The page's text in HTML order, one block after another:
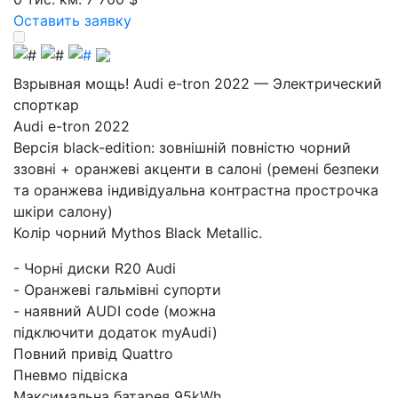
Оставить заявку
Взрывная мощь! Audi e-tron 2022 — Электрический
спорткар
Audi e-tron 2022
Версія black-edition: зовнішній повністю чорний
ззовні + оранжеві акценти в салоні (ремені безпеки
та оранжева індивідуальна контрастна прострочка
шкіри салону)
Колір чорний Mythos Black Metallic.
- Чорні диски R20 Audi
- Оранжеві гальмівні супорти
- наявний AUDI code (можна
підключити додаток myAudi)
Повний привід Quattro
Пневмо підвіска